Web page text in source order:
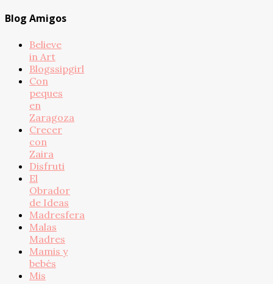
Blog Amigos
Believe
in Art
Blogssipgirl
Con
peques
en
Zaragoza
Crecer
con
Zaira
Disfruti
El
Obrador
de Ideas
Madresfera
Malas
Madres
Mamis y
bebés
Mis